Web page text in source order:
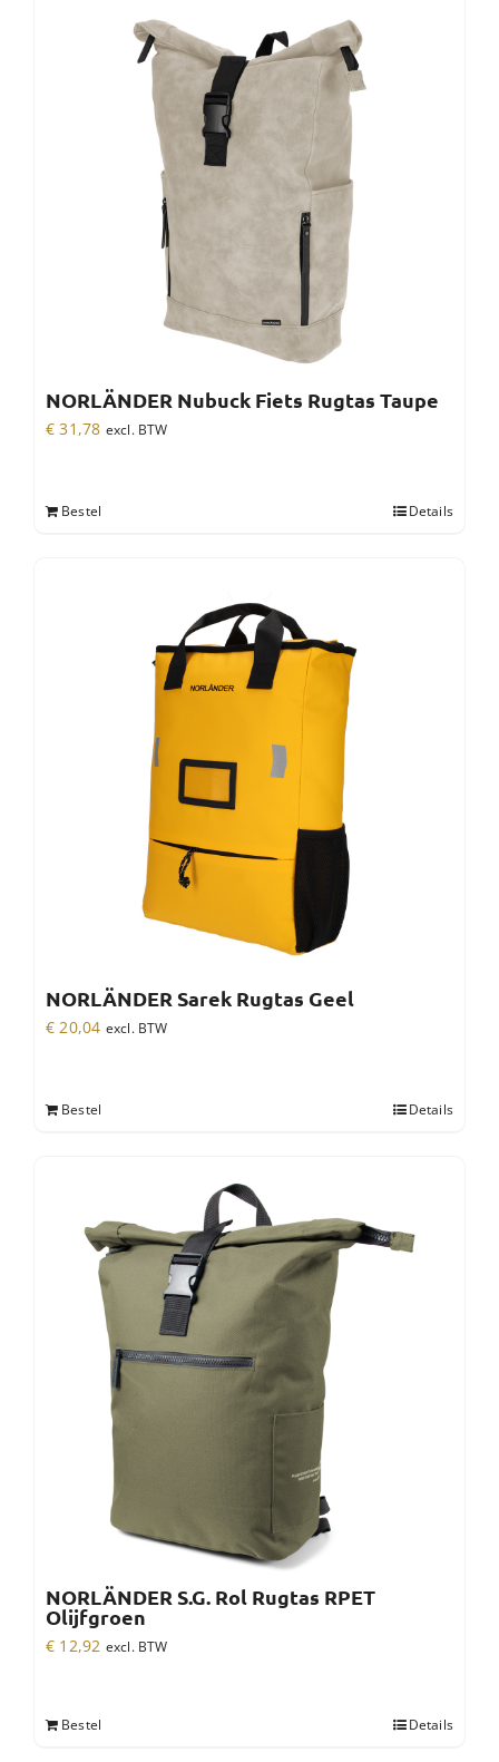
NORLÄNDER Nubuck Fiets Rugtas Taupe
€ 31,78 excl. BTW
Bestel Details
NORLÄNDER Sarek Rugtas Geel
€ 20,04 excl. BTW
Bestel Details
NORLÄNDER S.G. Rol Rugtas RPET
Olijfgroen
€ 12,92 excl. BTW
Bestel Details